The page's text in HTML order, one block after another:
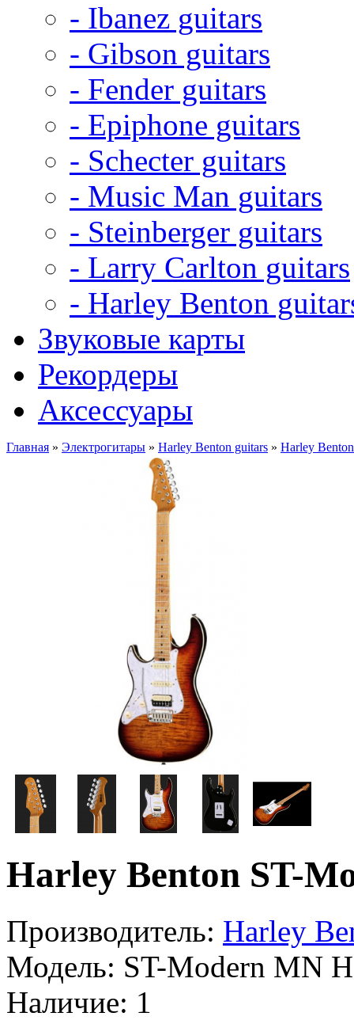
- Ibanez guitars
- Gibson guitars
- Fender guitars
- Epiphone guitars
- Schecter guitars
- Music Man guitars
- Steinberger guitars
- Larry Carlton guitars
- Harley Benton
Звуковые карты
Рекордеры
Аксессуары
Главная » Электрогитары » Harley Benton guitars » Harley
Harley Benton ST-
Производитель: Harley
Модель: ST-Modern MN
Наличие: 1